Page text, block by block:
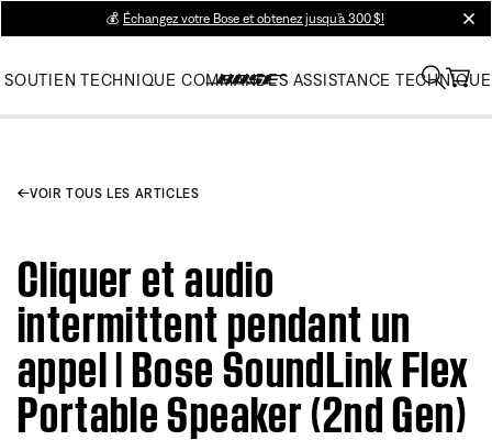
💰 Échangez votre Bose et obtenez jusqu’à 300 $!
SOUTIEN TECHNIQUE COMMANDES ASSISTANCE TECHNIQUE
VOIR TOUS LES ARTICLES
Cliquer et audio
intermittent pendant un
appel | Bose SoundLink Flex
Portable Speaker (2nd Gen)